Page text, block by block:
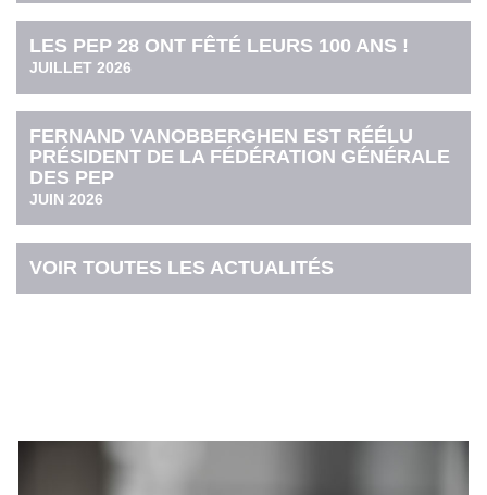
LES PEP 28 ONT FÊTÉ LEURS 100 ANS !
JUILLET 2026
FERNAND VANOBBERGHEN EST RÉÉLU
PRÉSIDENT DE LA FÉDÉRATION GÉNÉRALE
DES PEP
JUIN 2026
VOIR TOUTES LES ACTUALITÉS